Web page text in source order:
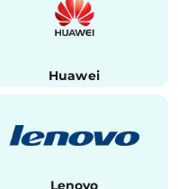
Huawei
Lenovo